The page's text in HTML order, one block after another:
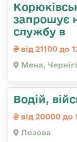
запрошує
службу в
від 21100 до
Мена,
Водій,
від 20000 до
Лозова